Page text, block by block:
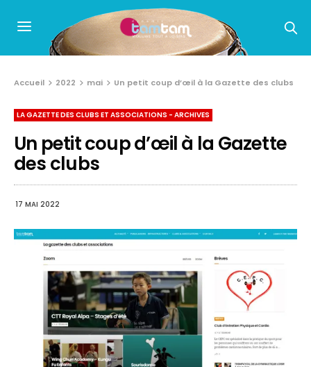
Accueil 2022 mai Un petit coup d’œil à la Gazette des clubs
LA GAZETTE DES CLUBS ET ASSOCIATIONS - ARCHIVES
Un petit coup d’œil à la Gazette
des clubs
17 MAI 2022